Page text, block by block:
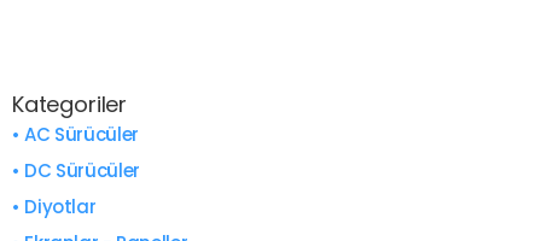
Kategoriler
• AC Sürücüler
• DC Sürücüler
• Diyotlar